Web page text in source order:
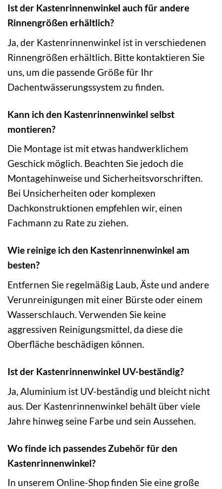
Ist der Kastenrinnenwinkel auch für andere
Rinnengrößen erhältlich?
Ja, der Kastenrinnenwinkel ist in verschiedenen
Rinnengrößen erhältlich. Bitte kontaktieren Sie
uns, um die passende Größe für Ihr
Dachentwässerungssystem zu finden.
Kann ich den Kastenrinnenwinkel selbst
montieren?
Die Montage ist mit etwas handwerklichem
Geschick möglich. Beachten Sie jedoch die
Montagehinweise und Sicherheitsvorschriften.
Bei Unsicherheiten oder komplexen
Dachkonstruktionen empfehlen wir, einen
Fachmann zu Rate zu ziehen.
Wie reinige ich den Kastenrinnenwinkel am
besten?
Entfernen Sie regelmäßig Laub, Äste und andere
Verunreinigungen mit einer Bürste oder einem
Wasserschlauch. Verwenden Sie keine
aggressiven Reinigungsmittel, da diese die
Oberfläche beschädigen können.
Ist der Kastenrinnenwinkel UV-beständig?
Ja, Aluminium ist UV-beständig und bleicht nicht
aus. Der Kastenrinnenwinkel behält über viele
Jahre hinweg seine Farbe und sein Aussehen.
Wo finde ich passendes Zubehör für den
Kastenrinnenwinkel?
In unserem Online-Shop finden Sie eine große